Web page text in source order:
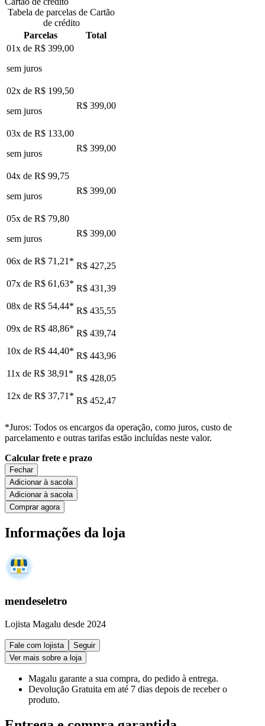
Tabela de parcelas de Cartão
de crédito
Parcelas
Total
01x de R$ 399,00
sem juros
02x de R$ 199,50
sem juros
R$ 399,00
03x de R$ 133,00
sem juros
R$ 399,00
04x de R$ 99,75
sem juros
R$ 399,00
05x de R$ 79,80
sem juros
R$ 399,00
06x de R$ 71,21* R$ 427,25
07x de R$ 61,63* R$ 431,39
08x de R$ 54,44* R$ 435,55
09x de R$ 48,86* R$ 439,74
10x de R$ 44,40* R$ 443,96
11x de R$ 38,91* R$ 428,05
12x de R$ 37,71* R$ 452,47
*Juros: Todos os encargos da operação, como juros, custo de
parcelamento e outras tarifas estão incluídas neste valor.
Calcular frete e prazo
Fechar
Adicionar à sacola
Adicionar à sacola
Comprar agora
Informações da loja
mendeseletro
Lojista Magalu desde 2024
Fale com lojista
Seguir
Ver mais sobre a loja
Magalu garante a sua compra, do pedido à entrega.
Devolução Gratuita em até 7 dias depois de receber o
produto.